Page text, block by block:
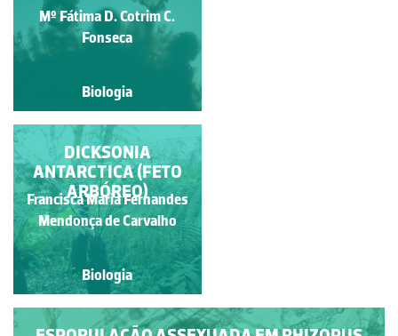
Carla Maria Fonseca
Gouveia
Biologia
Mº Fátima D. Cotrim C.
Fonseca
Biologia
SOROS EM FOLHA DE
PTERIDÓFITA
Manuela Lopes
Biologia
DICKSONIA
ANTARCTICA (FETO
ARBÓREO)
Francisca Maria Fernandes
Mendonça de Carvalho
Biologia